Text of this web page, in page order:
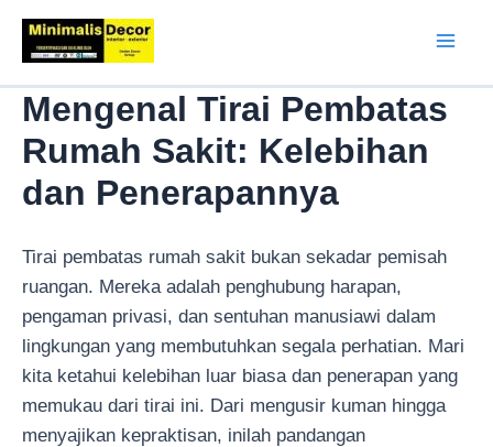
Lewati
Mengenal Tirai Pembatas
Rumah Sakit: Kelebihan
dan Penerapannya
Tirai pembatas rumah sakit bukan sekadar pemisah
ruangan. Mereka adalah penghubung harapan,
pengaman privasi, dan sentuhan manusiawi dalam
lingkungan yang membutuhkan segala perhatian. Mari
kita ketahui kelebihan luar biasa dan penerapan yang
memukau dari tirai ini. Dari mengusir kuman hingga
menyajikan kepraktisan, inilah pandangan